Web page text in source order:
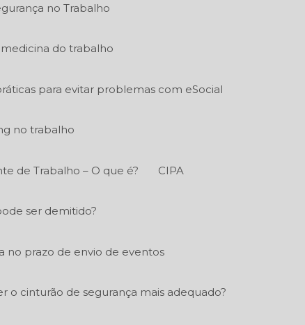
no Trabalho
do trabalho
para evitar problemas com eSocial
no trabalho
de Trabalho – O que é? CIPA
ser demitido?
no prazo de envio de eventos
o cinturão de segurança mais adequado?